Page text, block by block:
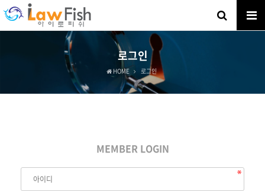
로그인
HOME 로그인
MEMBER LOGIN